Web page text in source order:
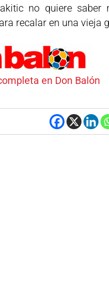
no quiere
recalar en una vieja
en Don Balón